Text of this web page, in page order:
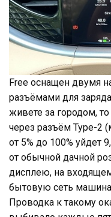
Free оснащен двумя
разъёмами для
живете за городом,
через разъём Type-2
от 5% до 100% уйдет
от обычной дачной
дисплею, на
бытовую сеть машина
Проводка к такому